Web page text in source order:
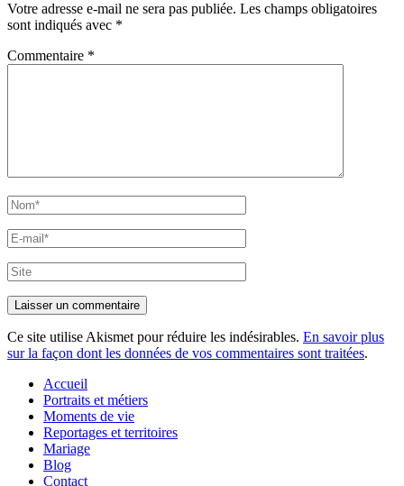
Votre adresse e-mail ne sera pas publiée. Les champs obligatoires
sont indiqués avec *
Commentaire *
Nom*
E-
mail*
Site
Ce site utilise Akismet pour réduire les indésirables. En savoir plus
sur la façon dont les données de vos commentaires sont traitées.
Accueil
Portraits et métiers
Moments de vie
Reportages et territoires
Mariage
Blog
Contact